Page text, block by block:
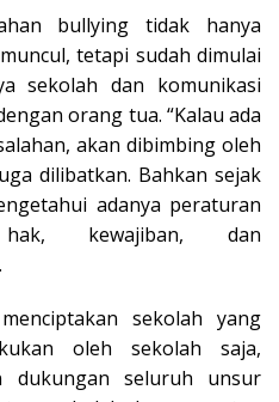
bullying tidak hanya
tetapi sudah dimulai
sekolah dan komunikasi
orang tua. “Kalau ada
akan dibimbing oleh
dilibatkan. Bahkan sejak
adanya peraturan
kewajiban, dan
sekolah yang
oleh sekolah saja,
dukungan seluruh unsur